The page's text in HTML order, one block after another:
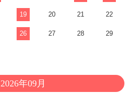
19 20 21 22
26 27 28 29
2026年09月